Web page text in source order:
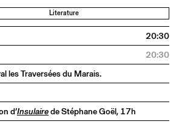
Literature
20:30
20:30
les Traversées du Marais.
d’Insulairede Stéphane Goël, 17h